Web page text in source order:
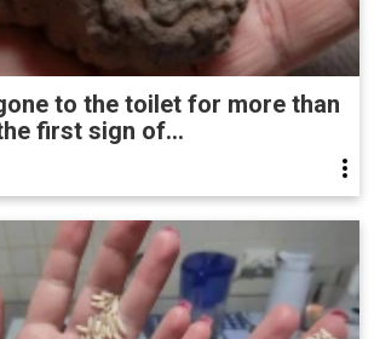
to the toilet for more than
first sign of...